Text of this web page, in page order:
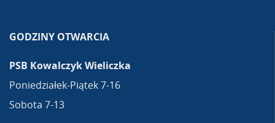
GODZINY OTWARCIA
PSB Kowalczyk Wieliczka
Poniedziałek-Piątek 7-16
Sobota 7-13